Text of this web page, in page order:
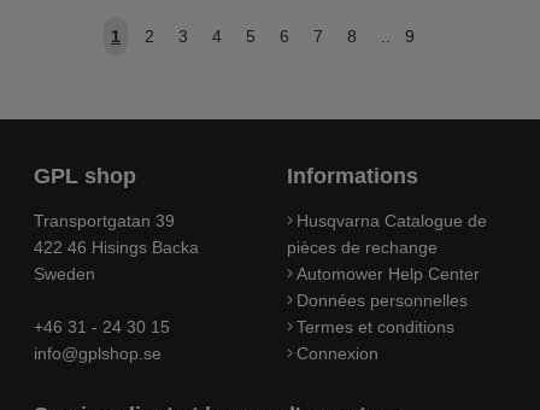
1 2 3 4 5 6 7 8 .. 9
GPL shop
Transportgatan 39
422 46 Hisings Backa
Sweden
+46 31 - 24 30 15
info@gplshop.se
Informations
Husqvarna Catalogue de
pièces de rechange
Automower Help Center
Données personnelles
Termes et conditions
Connexion